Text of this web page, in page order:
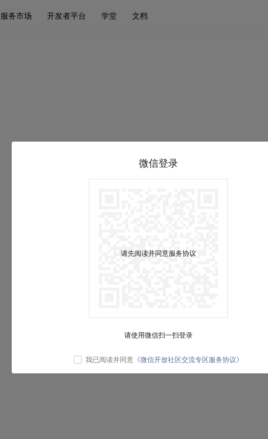
服务市场 开发者平台 学堂 文档
微信登录
请先阅读并同意服务协议
请使用微信扫一扫登录
我已阅读并同意 《微信开放社区交流专区服务协议》